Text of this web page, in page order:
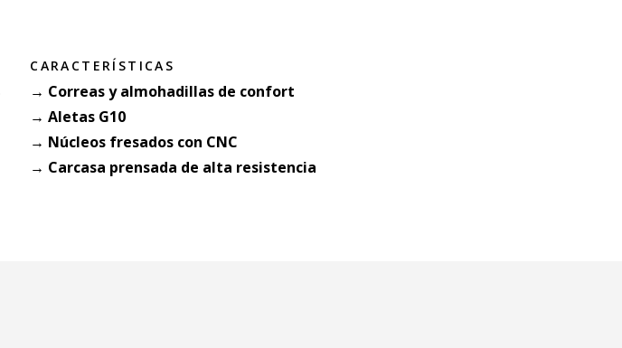
CARACTERÍSTICAS
→ Correas y almohadillas de confort
→ Aletas G10
→ Núcleos fresados con CNC
→ Carcasa prensada de alta resistencia